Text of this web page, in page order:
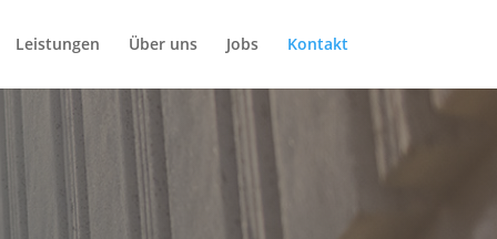
Leistungen Über uns Jobs Kontakt